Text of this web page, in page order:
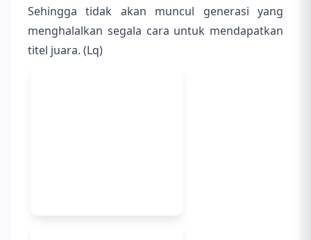
Sehingga tidak akan muncul generasi yang
menghalalkan segala cara untuk mendapatkan
titel juara. (Lq)